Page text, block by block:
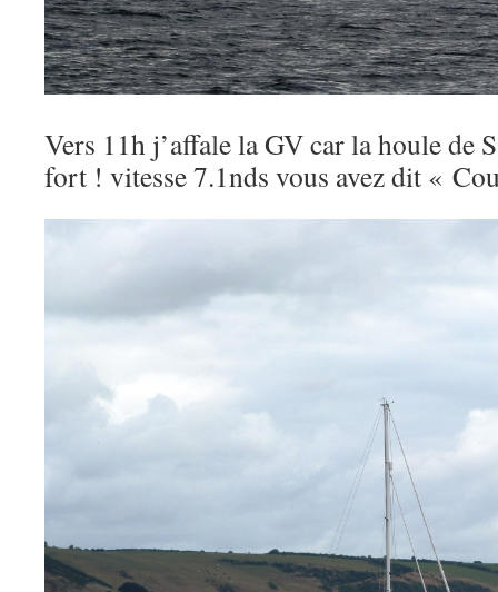
Vers 11h j’affale la GV car la houle de
fort ! vitesse 7.1nds vous avez dit «